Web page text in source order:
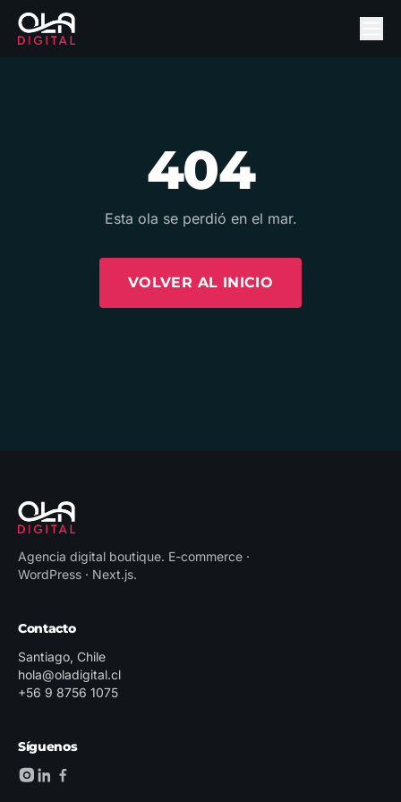
404
Esta ola se perdió en el mar.
VOLVER AL INICIO
Agencia digital boutique. E-commerce ·
WordPress · Next.js.
Contacto
Santiago, Chile
hola@oladigital.cl
+56 9 8756 1075
Síguenos